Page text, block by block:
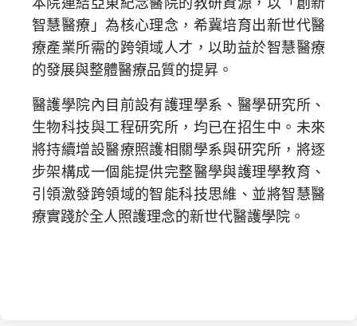
智慧醫療」為核心理念，希冀培育出新世代醫
療產業所需的跨領域人才，以助益於智慧醫療
的發展與整體醫療品質的提昇。
醫護學院內目前設有護理學系、醫學研究所、
生物科技與工程研究所，均已在招生中。未來
將持續增設醫療照護相關學系與研究所，將逐
步架構成一個能提供完整醫學與護理學教育、
引領激發跨領域的智能科技思維、並將智慧醫
療實踐於全人照護理念的新世代醫護學院。